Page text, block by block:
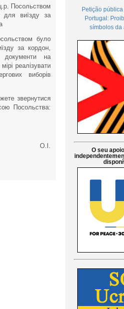
Посольством
для виїзду за
було
за кордон,
документи на
реалізувати
виборів
звернутися
Посольства:
О.І.
Petição
Portugal:
símbolos da
O seu